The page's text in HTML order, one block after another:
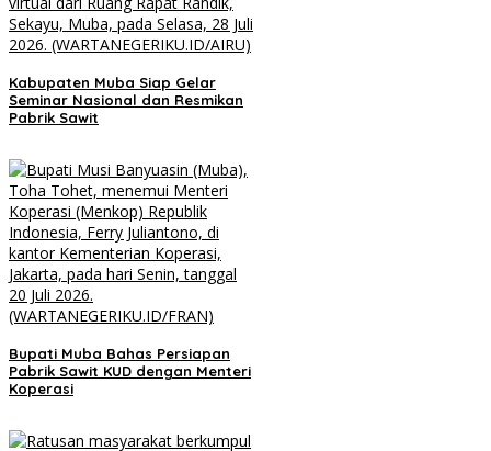
Kabupaten Muba Siap Gelar
Seminar Nasional dan Resmikan
Pabrik Sawit
Bupati Muba Bahas Persiapan
Pabrik Sawit KUD dengan Menteri
Koperasi